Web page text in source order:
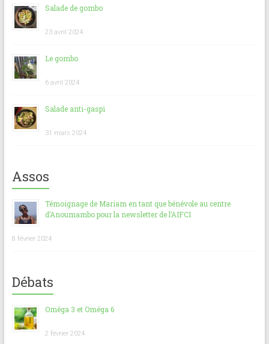
Salade de gombo
23 avril 2024
Le gombo
6 avril 2024
Salade anti-gaspi
31 mars 2024
Assos
Témoignage de Mariam en tant que bénévole au centre
d’Anoumambo pour la newsletter de l’AIFCI
8 février 2024
Débats
Oméga 3 et Oméga 6
2 février 2024